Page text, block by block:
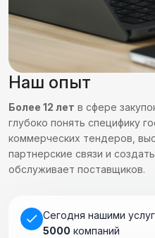
Наш опыт
Более 12 лет в сфере
глубоко понять специфику
коммерческих тендеров,
партнерские связи и
обслуживает поставщиков.
Сегодня нашими
5000 компаний